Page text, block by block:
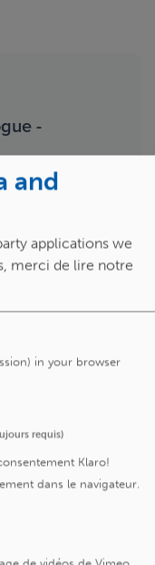
-
and
applications we
merci de lire notre
in your browser
requis)
Klaro!
dans le navigateur.